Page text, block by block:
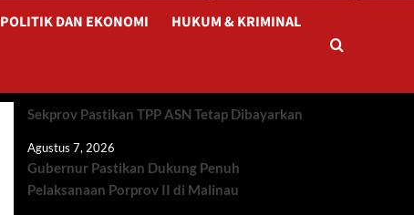
POLITIK DAN EKONOMI HUKUM & KRIMINAL
Sekprov Pastikan TPP ASN Tetap Dibayarkan
Agustus 7, 2026
Gubernur Pastikan Dukung Penuh
Pelaksanaan Porprov II di Malinau